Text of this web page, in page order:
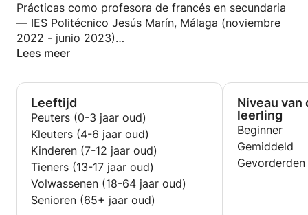
Prácticas como profesora de francés en secundaria
— IES Politécnico Jesús Marín, Málaga (noviembre
2022 - junio 2023)
Examinadora DELE (Diploma de Español como
niveles (A1 a C2)
Participación en proyectos Erasmus+ para ampliar
mi perspectiva educativa e intercultural
Lees meer
Leeftijd
Peuters (0-3 jaar oud)
Kleuters (4-6 jaar oud)
Kinderen (7-12 jaar oud)
Tieners (13-17 jaar oud)
Volwassenen (18-64 jaar oud)
Senioren (65+ jaar oud)
Niveau van
leerling
Beginner
Gemiddeld
Gevorderden